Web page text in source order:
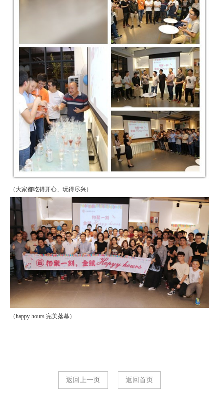
（大家都吃得开心、玩得尽兴）
（happy hours 完美落幕）
返回上一页 返回首页